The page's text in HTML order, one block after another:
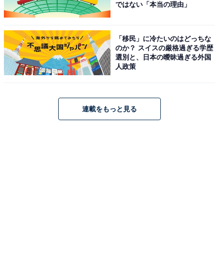
秋保温泉 篝火の湯 緑水亭（画像出典：楽天トラベル）
「秋保温泉 篝火の湯 緑水亭」は、秋保の特等席と称され
を贅沢に使用した「篝火の湯」。夜には篝火が灯り、幻
想的な雰囲気の中で露天風呂を楽しめます。食事は「仙
ではない「本当の理由」
「移民」に冷たいのはどっちな
のか？ スイスの厳格過ぎる学歴
選別と、日本の曖昧過ぎる外国
人政策
連載をもっと見る